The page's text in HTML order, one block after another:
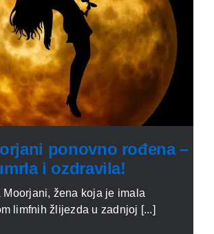
ponovno rođena –
i ozdravila!
Moorjani, žena koja je imala
limfnih žlijezda u zadnjoj [...]